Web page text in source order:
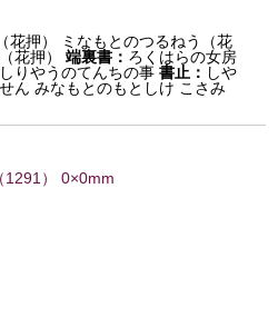
花押） ミなもとのつるねう（花
花押）
端裏書： ろくはらの女房
りやうのてんちの事書止： しや
ん みなもとのもとしけ こさみ
（1291 ） 0×0mm